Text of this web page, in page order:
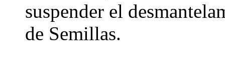
suspender el
de Semillas.